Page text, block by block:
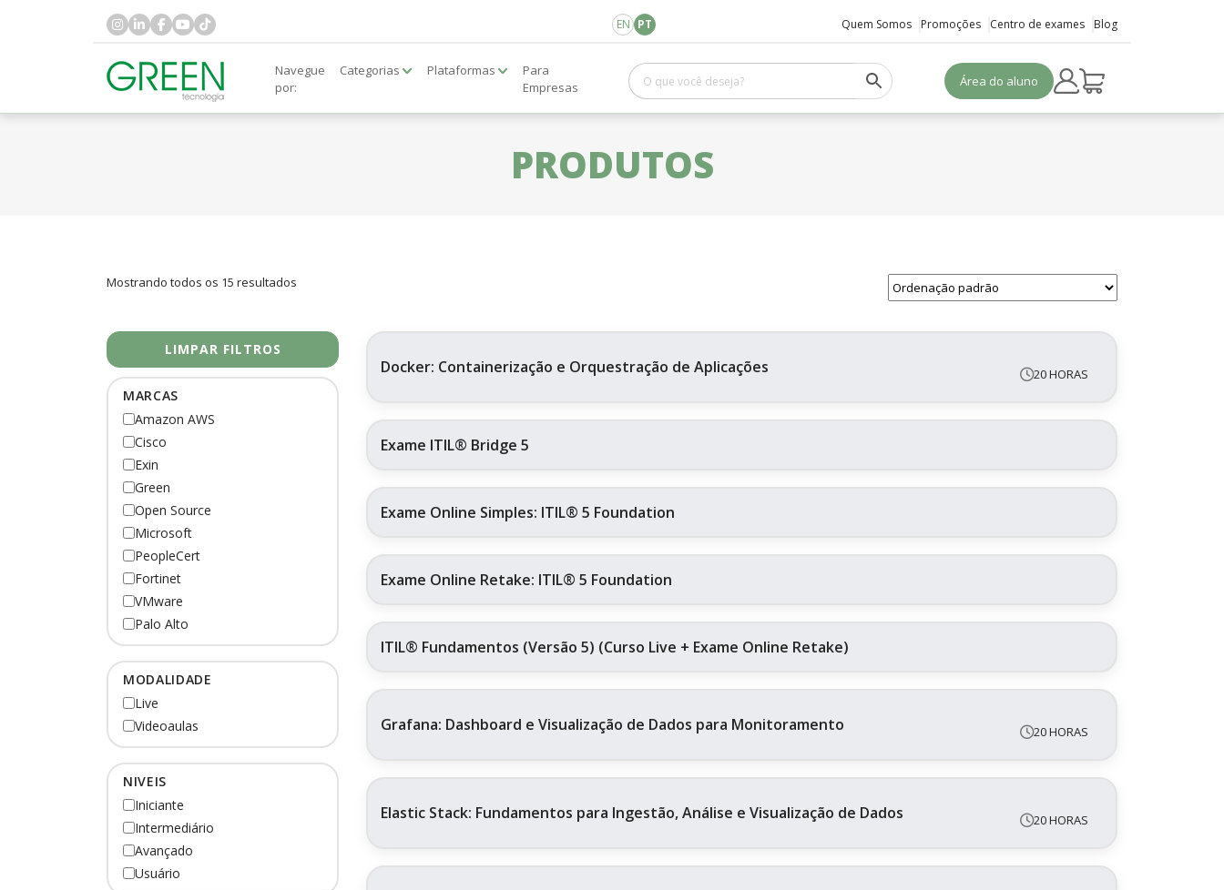
EN PT
Área do aluno
Quem Somos Promoções Centro de exames Blog
Navegue
por:
Categorias Plataformas
Para
Empresas
PRODUTOS
Mostrando todos os 15 resultados
LIMPAR FILTROS
MARCAS
Amazon AWS
Cisco
Exin
Green
Open Source
Microsoft
PeopleCert
Fortinet
VMware
Palo Alto
MODALIDADE
Live
Videoaulas
NIVEIS
Iniciante
Intermediário
Avançado
Usuário
Docker: Containerização e Orquestração de Aplicações 20 HORAS
Exame ITIL® Bridge 5
Exame Online Simples: ITIL® 5 Foundation
Exame Online Retake: ITIL® 5 Foundation
ITIL® Fundamentos (Versão 5) (Curso Live + Exame Online Retake)
Grafana: Dashboard e Visualização de Dados para Monitoramento 20 HORAS
Elastic Stack: Fundamentos para Ingestão, Análise e Visualização de Dados 20 HORAS